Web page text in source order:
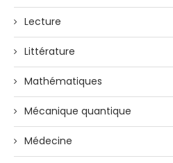
Lecture
Littérature
Mathématiques
Mécanique quantique
Médecine